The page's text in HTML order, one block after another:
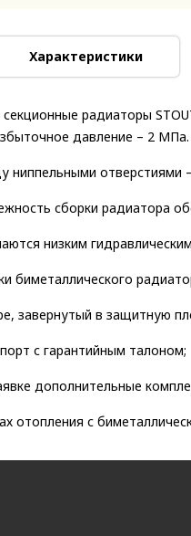
Характеристики
радиаторы
давление – 2 МПа.
ниппельными отверстиями
сборки радиатора
низким
биметаллического
завернутый в защитную
с гарантийным талоном;
дополнительные
отопления с